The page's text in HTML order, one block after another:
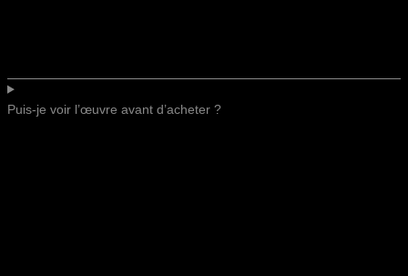
Puis-je voir l’œuvre avant d’acheter ?